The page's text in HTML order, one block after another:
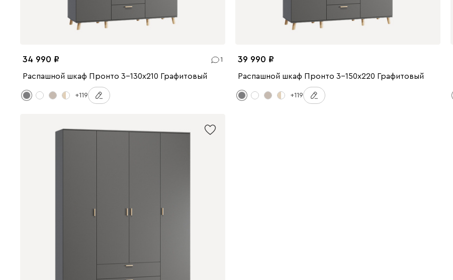
34 990 1
Распашной шкаф Пронто 3-130x210 Графитовый
+119
39 990
Распашной шкаф Пронто 3-150x220 Графитовый
+119